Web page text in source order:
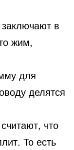
в
жим,
для
делятся
что
То есть